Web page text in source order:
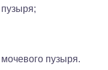
пузыря.